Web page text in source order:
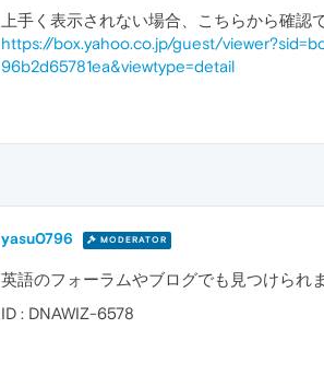
上手く表示されない場合、こちらから確認
https://box.yahoo.co.jp/guest/
96b2d65781ea&viewtype=detail
yasu0796 MODERATOR
英語のフォーラムやブログでも見つけられ
ID : DNAWIZ-6578